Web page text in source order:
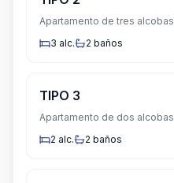
Apartamento de tres alcobas
3 alc. 2 baños
TIPO 3
Apartamento de dos alcobas
2 alc. 2 baños